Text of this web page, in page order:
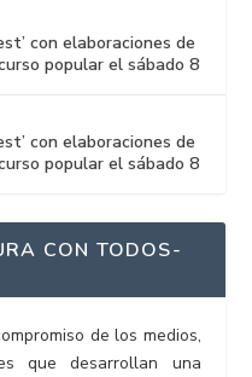
con elaboraciones de
popular el sábado 8
con elaboraciones de
popular el sábado 8
CON TODOS-
de los medios,
que desarrollan una